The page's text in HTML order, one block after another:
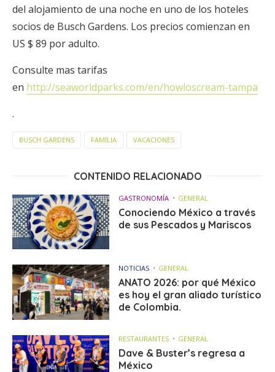
del alojamiento de una noche en uno de los hoteles
socios de Busch Gardens. Los precios comienzan en
US $ 89 por adulto.
Consulte mas tarifas
en http://seaworldparks.com/en/howloscream-tampa
.
BUSCH GARDENS FAMILIA VACACIONES
CONTENIDO RELACIONADO
GASTRONOMÍA GENERAL
Conociendo México a través
de sus Pescados y Mariscos
NOTICIAS GENERAL
ANATO 2026: por qué México
es hoy el gran aliado turístico
de Colombia.
RESTAURANTES GENERAL
Dave & Buster’s regresa a
México